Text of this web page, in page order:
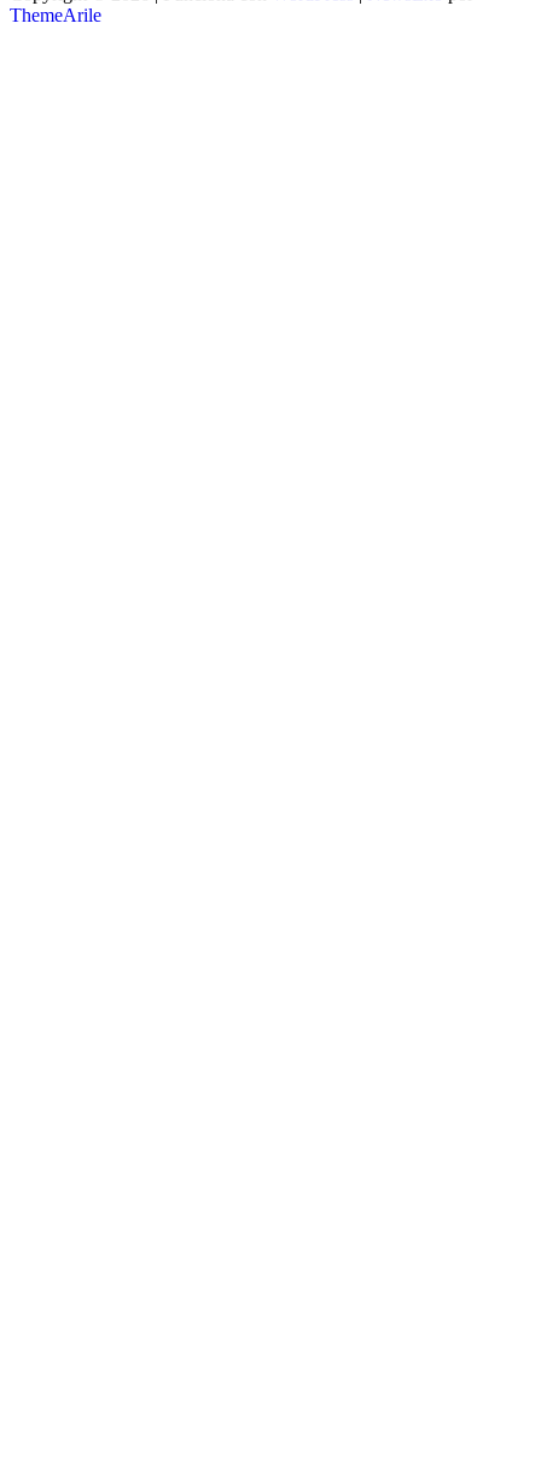
ThemeArile